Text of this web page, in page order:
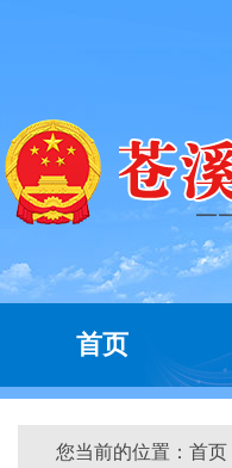
首页
您当前的位置： 首页